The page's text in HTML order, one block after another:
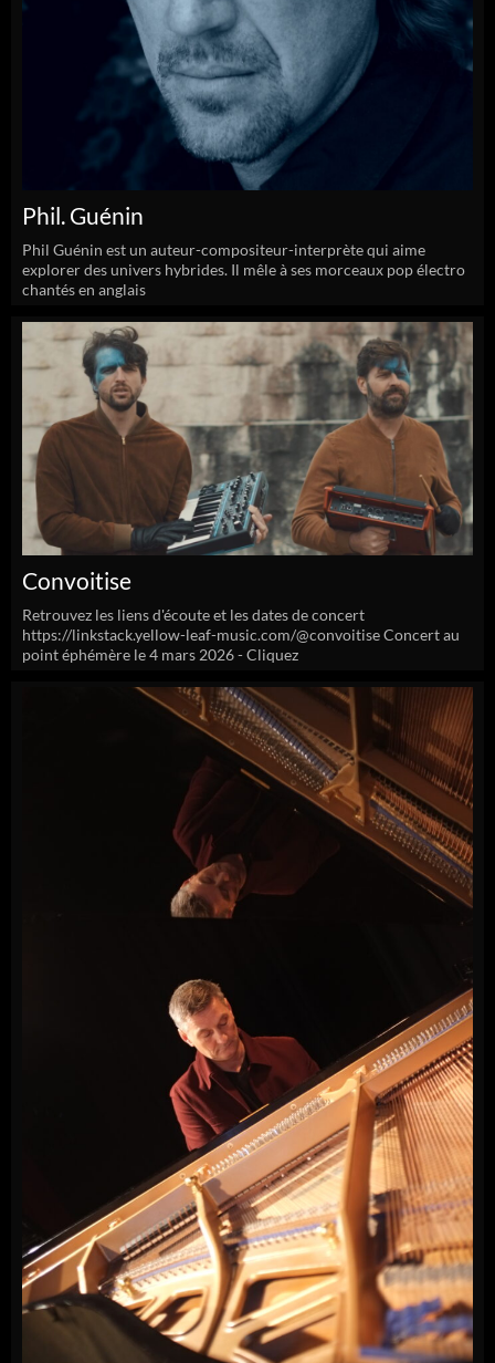
Phil. Guénin
Phil Guénin est un auteur-compositeur-interprète qui aime
explorer des univers hybrides. Il mêle à ses morceaux pop électro
chantés en anglais
Convoitise
Retrouvez les liens d'écoute et les dates de concert
https://linkstack.yellow-leaf-music.com/@convoitise Concert au
point éphémère le 4 mars 2026 - Cliquez